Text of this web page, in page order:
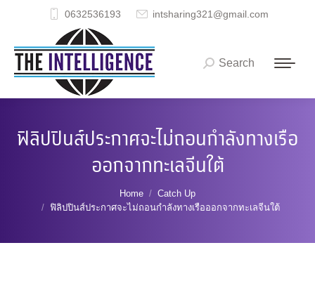
0632536193 intsharing321@gmail.com
Search:
Search
ฟิลิปปินส์ประกาศจะไม่ถอนกำลังทางเรือ
ออกจากทะเลจีนใต้
Home
Catch Up
ฟิลิปปินส์ประกาศจะไม่ถอนกำลังทางเรือออกจากทะเลจีนใต้